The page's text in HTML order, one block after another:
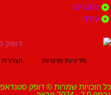
לנו
מדיניות פרטיות הצהרת נגישות
שמרות © דופק סטנדאפ ובידור 2014-2024.